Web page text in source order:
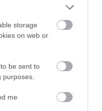
storage
on web or
be sent to
me